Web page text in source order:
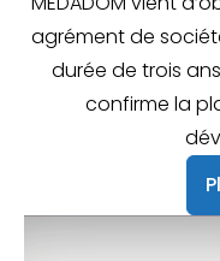
agrément de
durée de trois
confirme la